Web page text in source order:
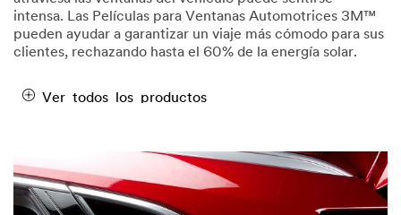
intensa. Las Películas para Ventanas Automotrices 3M™
pueden ayudar a garantizar un viaje más cómodo para sus
clientes, rechazando hasta el 60% de la energía solar.
Ver todos los productos